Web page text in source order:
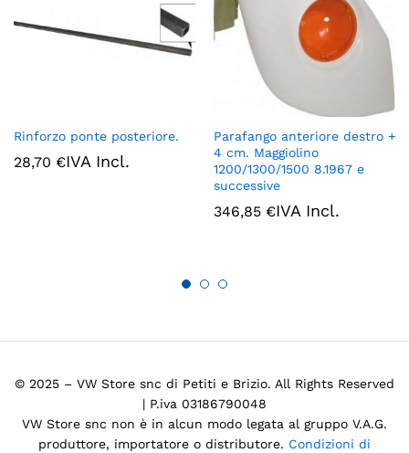
Rinforzo ponte posteriore.
28,70 €IVA Incl.
Parafango anteriore destro +
4 cm. Maggiolino
1200/1300/1500 8.1967 e
successive
346,85 €IVA Incl.
© 2025 – VW Store snc di Petiti e Brizio. All Rights Reserved
| P.iva 03186790048
VW Store snc non è in alcun modo legata al gruppo V.A.G.
produttore, importatore o distributore. Condizioni di